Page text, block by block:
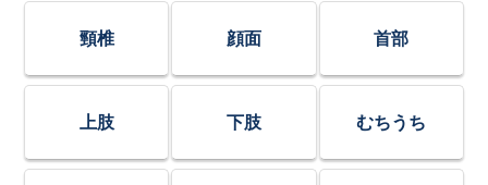
頸椎 顔面 首部
上肢 下肢 むちうち